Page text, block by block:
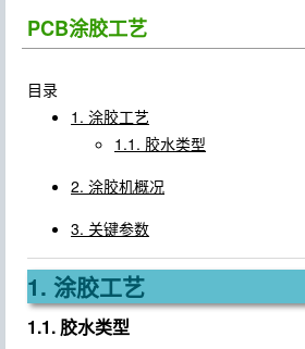
PCB涂胶工艺
目录
1. 涂胶工艺
1.1. 胶水类型
2. 涂胶机概况
3. 关键参数
1. 涂胶工艺
1.1. 胶水类型